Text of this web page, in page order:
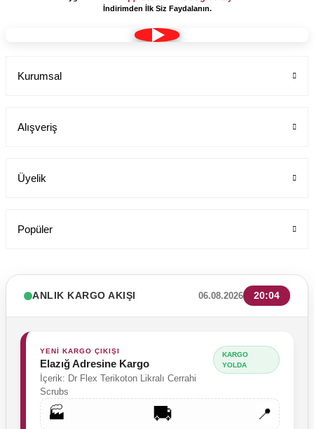
Tesettür Boy Bayan Uzun Önlük Hakim Yaka Bp-09
İndirimden İlk Siz Faydalanın.
Kurumsal
Alışveriş
Üyelik
Popüler
ANLIK KARGO AKIŞI 06.08.2026 20:04
YENİ KARGO ÇIKIŞI
Elazığ Adresine Kargo
İçerik: Dr Flex Terikoton Likralı Cerrahi
Scrubs
KARGO
YOLDA
🏭 🚚 📍